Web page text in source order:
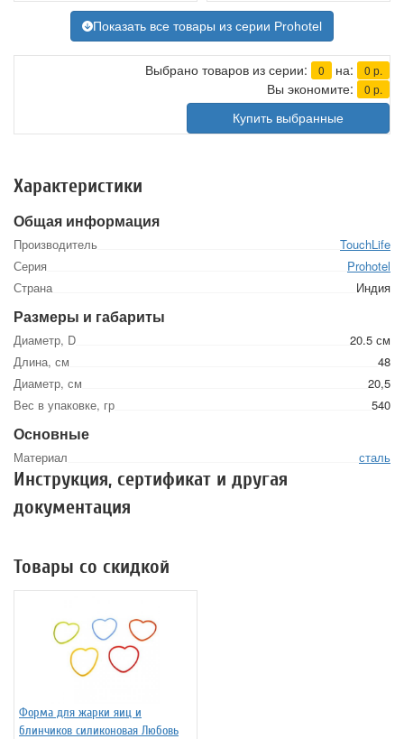
Показать все товары из серии Prohotel
Выбрано товаров из серии: 0 на: 0 р.
Вы экономите: 0 р.
Купить выбранные
Характеристики
Общая информация
Производитель
TouchLife
Серия
Prohotel
Страна
Индия
Размеры и габариты
Диаметр, D
20.5 см
Длина, см
48
Диаметр, см
20,5
Вес в упаковке, гр
540
Основные
Материал сталь
Инструкция, сертификат и другая
документация
Товары со скидкой
Форма для жарки яиц и
блинчиков силиконовая Любовь